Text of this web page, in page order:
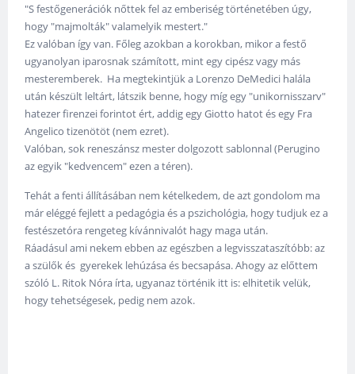
"S festőgenerációk nőttek fel az emberiség történetében úgy,
hogy "majmolták" valamelyik mestert."
Ez valóban így van. Főleg azokban a korokban, mikor a festő
ugyanolyan iparosnak számított, mint egy cipész vagy más
mesteremberek. Ha megtekintjük a Lorenzo DeMedici halála
után készült leltárt, látszik benne, hogy míg egy "unikornisszarv"
hatezer firenzei forintot ért, addig egy Giotto hatot és egy Fra
Angelico tizenötöt (nem ezret).
Valóban, sok reneszánsz mester dolgozott sablonnal (Perugino
az egyik "kedvencem" ezen a téren).
Tehát a fenti állításában nem kételkedem, de azt gondolom ma
már eléggé fejlett a pedagógia és a pszichológia, hogy tudjuk ez a
festészetóra rengeteg kívánnivalót hagy maga után.
Ráadásul ami nekem ebben az egészben a legvisszataszítóbb: az
a szülők és gyerekek lehúzása és becsapása. Ahogy az előttem
szóló L. Ritok Nóra írta, ugyanaz történik itt is: elhitetik velük,
hogy tehetségesek, pedig nem azok.